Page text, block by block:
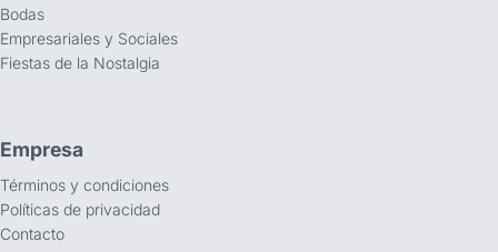
Bodas
Empresariales y Sociales
Fiestas de la Nostalgia
Empresa
Términos y condiciones
Políticas de privacidad
Contacto